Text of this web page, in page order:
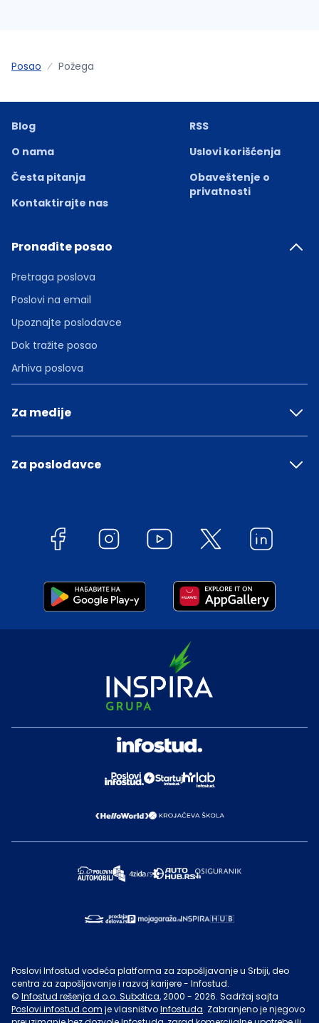
Posao Požega
Blog
O nama
Česta pitanja
Kontaktirajte nas
RSS
Uslovi korišćenja
Obaveštenje o
privatnosti
Pronađite posao
Pretraga poslova
Poslovi na email
Upoznajte poslodavce
Dok tražite posao
Arhiva poslova
Za medije
Za poslodavce
Poslovi Infostud vodeća platforma za zapošljavanje u Srbiji, deo
centra za zapošljavanje i razvoj karijere - Infostud.
© Infostud rešenja d.o.o. Subotica, 2000 - 2026. Sadržaj sajta
Poslovi.infostud.com je vlasništvoInfostuda. Zabranjeno je njegovo